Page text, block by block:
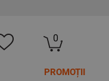
0
PROMOȚII